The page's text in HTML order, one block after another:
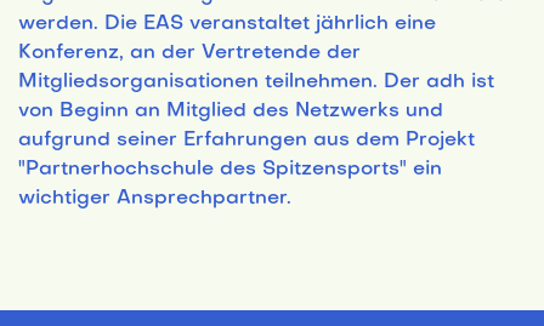
werden. Die EAS veranstaltet jährlich eine
Konferenz, an der Vertretende der
Mitgliedsorganisationen teilnehmen. Der adh ist
von Beginn an Mitglied des Netzwerks und
aufgrund seiner Erfahrungen aus dem Projekt
"Partnerhochschule des Spitzensports" ein
wichtiger Ansprechpartner.